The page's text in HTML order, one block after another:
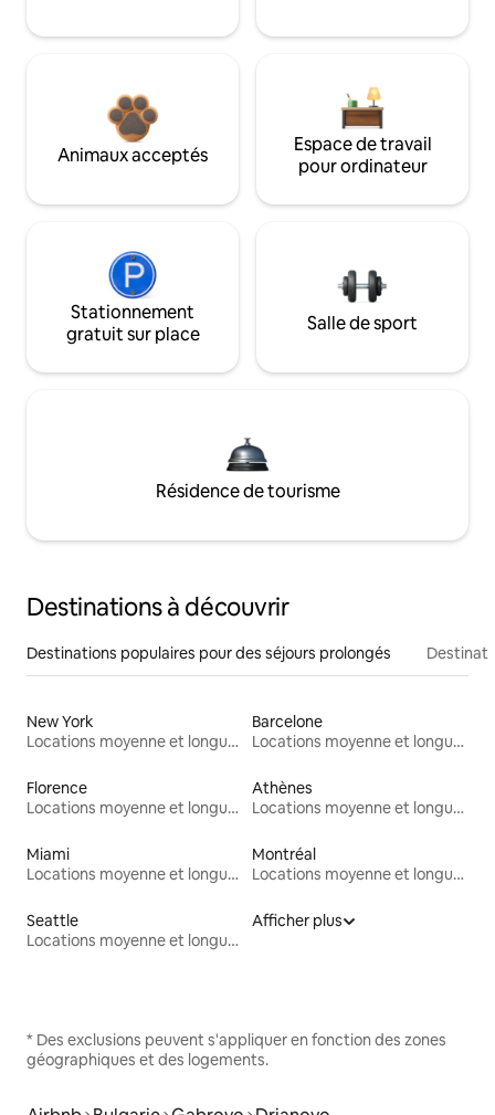
Animaux acceptés
Espace de travail
pour ordinateur
Stationnement
gratuit sur place
Salle de sport
Résidence de tourisme
Destinations à découvrir
Destinations populaires pour des séjours prolongés
New York
Locations moyenne et longue durée
Barcelone
Locations moyenne et longue durée
Florence
Locations moyenne et longue durée
Athènes
Locations moyenne et longue durée
Miami
Locations moyenne et longue durée
Montréal
Locations moyenne et longue durée
Seattle
Locations moyenne et longue durée
Afficher plus
* Des exclusions peuvent s'appliquer en fonction des zones
géographiques et des logements.